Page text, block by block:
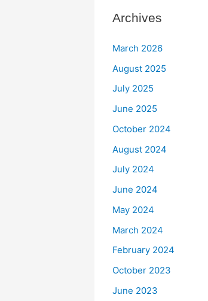
Archives
March 2026
August 2025
July 2025
June 2025
October 2024
August 2024
July 2024
June 2024
May 2024
March 2024
February 2024
October 2023
June 2023